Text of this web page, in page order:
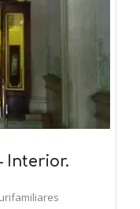
Interior.